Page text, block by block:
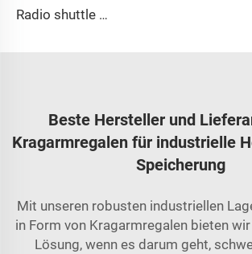
Radio shuttle racking system
Beste Hersteller und
Kragarmregalen für industrielle
Speicherung
Mit unseren robusten industriellen
in Form von Kragarmregalen bieten
Lösung, wenn es darum geht,